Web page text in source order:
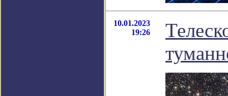
10.01.2023
19:26